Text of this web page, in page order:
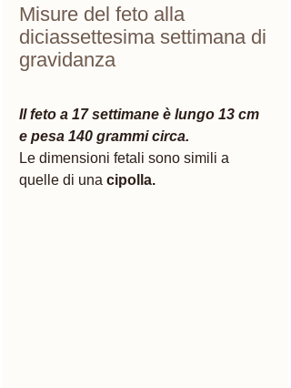
Misure del feto alla
diciassettesima settimana di
gravidanza
Il feto a 17 settimane è lungo 13 cm
e pesa 140 grammi circa.
Le dimensioni fetali sono simili a
quelle di una cipolla.